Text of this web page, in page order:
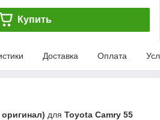
Купить
Доставка Оплата
для Toyota Camry 55